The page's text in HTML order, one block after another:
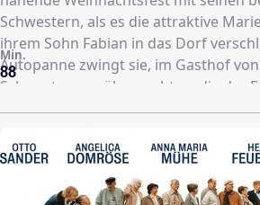
Schwestern, als es die attraktive
ihrem Sohn Fabian in das Dorf
Autopanne zwingt sie, im Gasthof
Schwestern zu übernachten, die der
gesundes Misstrauen
wurde vor einigen Tagen als vermisst
ruhigen Weihnachtsfeiertage der
laufen plötzlich sehr aufregend ab.
88
Min.